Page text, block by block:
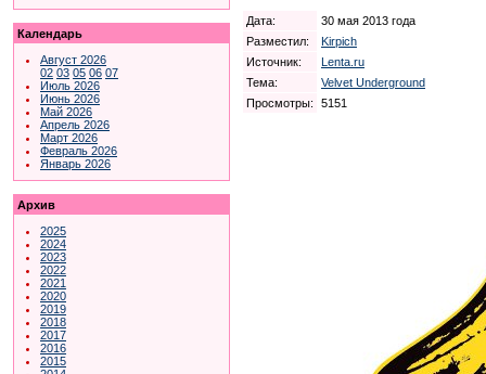
Календарь
Август 2026
02 03 05 06 07
Июль 2026
Июнь 2026
Май 2026
Апрель 2026
Март 2026
Февраль 2026
Январь 2026
Архив
2025
2024
2023
2022
2021
2020
2019
2018
2017
2016
2015
Дата:
30 мая 2013 года
Разместил:
Kirpich
Источник:
Lenta.ru
Тема:
Velvet Underground
Просмотры:
5151